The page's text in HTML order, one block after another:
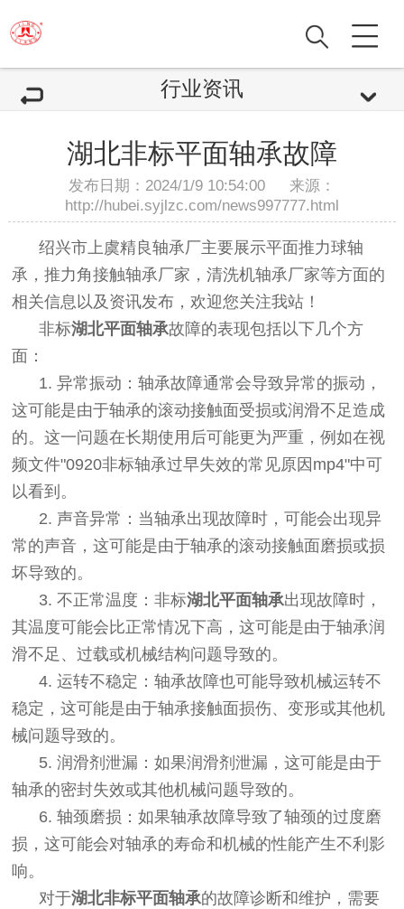
行业资讯
湖北非标平面轴承故障
发布日期：2024/1/9 10:54:00 来源：
http://hubei.syjlzc.com/news997777.html
绍兴市上虞精良轴承厂主要展示平面推力球轴
承 ，推力角接触轴承厂家，清洗机轴承厂家等方面的
相关信息以及资讯发布，欢迎您关注我站！
非标湖北平面轴承故障的表现包括以下几个方
面：
1. 异常振动：轴承故障通常会导致异常的振动，
这可能是由于轴承的滚动接触面受损或润滑不足造成
的。这一问题在长期使用后可能更为严重，例如在视
频文件"0920非标轴承过早失效的常见原因mp4"中可
以看到。
2. 声音异常：当轴承出现故障时，可能会出现异
常的声音，这可能是由于轴承的滚动接触面磨损或损
坏导致的。
3. 不正常温度：非标湖北平面轴承出现故障时，
其温度可能会比正常情况下高，这可能是由于轴承润
滑不足、过载或机械结构问题导致的。
4. 运转不稳定：轴承故障也可能导致机械运转不
稳定，这可能是由于轴承接触面损伤、变形或其他机
械问题导致的。
5. 润滑剂泄漏：如果润滑剂泄漏，这可能是由于
轴承的密封失效或其他机械问题导致的。
6. 轴颈磨损：如果轴承故障导致了轴颈的过度磨
损，这可能会对轴承的寿命和机械的性能产生不利影
响。
对于湖北非标平面轴承的故障诊断和维护，需要